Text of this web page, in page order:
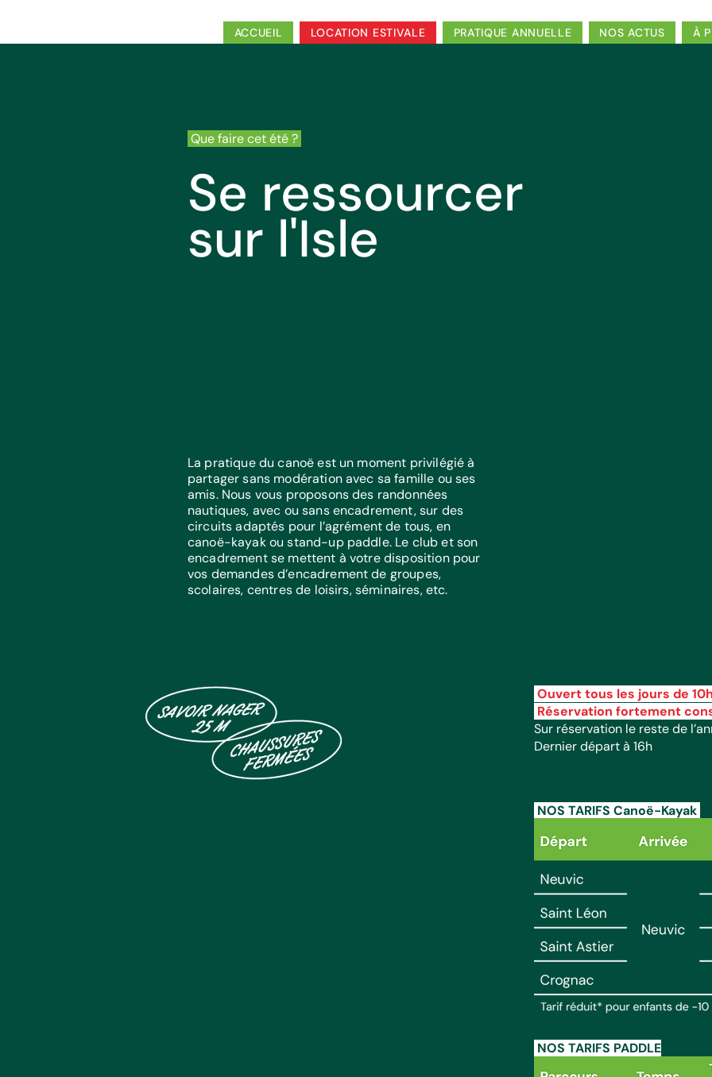
ACCUEIL LOCATION ESTIVALE PRATIQUE ANNUELLE NOS ACTUS À
Que faire cet été ?
Se ressourcer
sur l'Isle
​La pratique du canoë est un moment privilégié à
partager sans modération avec sa famille ou ses
amis. Nous vous proposons des randonnées
nautiques, avec ou sans encadrement, sur des
circuits adaptés pour l’agrément de tous, en
canoë-kayak ou stand-up paddle. Le club et son
encadrement se mettent à votre disposition pour
vos demandes d’encadrement de groupes,
scolaires, centres de loisirs, séminaires, etc.
Ouvert tous les jours de
Réservation fortement
Sur réservation le reste de
Dernier départ à 16h
NOS TARIFS Canoë-Kayak
NOS TARIFS PADDLE